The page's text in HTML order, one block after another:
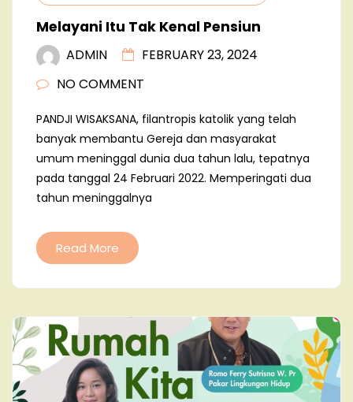
Melayani Itu Tak Kenal Pensiun
ADMIN
FEBRUARY 23, 2024
NO COMMENT
PANDJI WISAKSANA, filantropis katolik yang telah
banyak membantu Gereja dan masyarakat
umum meninggal dunia dua tahun lalu, tepatnya
pada tanggal 24 Februari 2022. Memperingati dua
tahun meninggalnya
Read More